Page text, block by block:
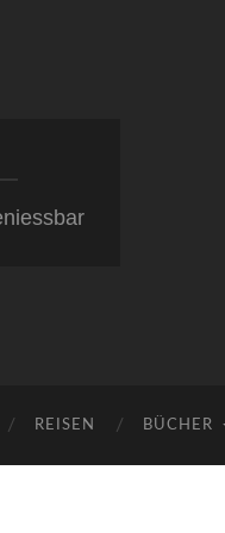
REISEN BÜCHER